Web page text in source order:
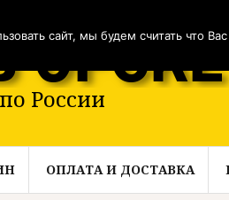
России
ОПЛАТА И ДОСТАВКА
сайт, мы будем считать что Вас